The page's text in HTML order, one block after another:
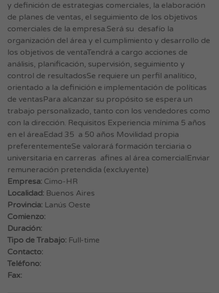
y definición de estrategias comerciales, la elaboración
de planes de ventas, el seguimiento de los objetivos
comerciales de la empresa.Será su desafío la
organización del área y el cumplimiento y desarrollo de
los objetivos de ventaTendrá a cargo acciones de
análisis, planificación, supervisión, seguimiento y
control de resultadosSe requiere un perfil analítico,
orientado a la definición e implementación de políticas
de ventasPara alcanzar su propósito se espera un
trabajo personalizado, tanto con los vendedores como
con la dirección. Requisitos Experiencia mínima 5 años
en el áreaEdad 35 a 50 años Movilidad propia
preferentementeSe valorará formación terciaria o
universitaria en carreras afines al área comercialEnviar
remuneración pretendida (excluyente)
Empresa: Cimo-HR
Localidad: Buenos Aires
Provincia: Lanús Oeste
Comienzo:
Duración:
Tipo de Trabajo: Full-time
Contacto:
Teléfono:
Fax: